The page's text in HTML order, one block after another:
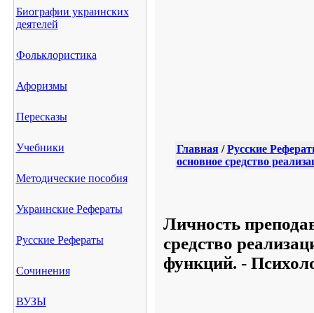
Биографии украинских
деятелей
Фольклористика
Афоризмы
Пересказы
Учебники
Методические пособия
Украинские Рефераты
Русские Рефераты
Сочинения
ВУЗЫ
Главная/Русские
основное средство
Личность
средство
функций. -